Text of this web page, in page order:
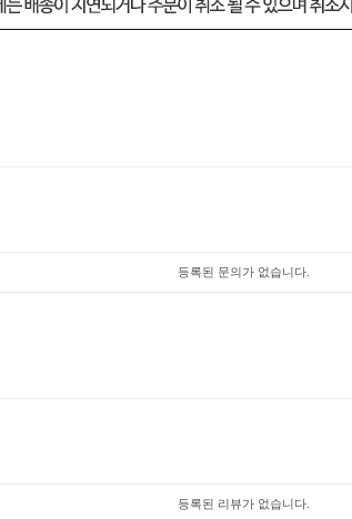
등록된 문의가 없습니다.
등록된 리뷰가 없습니다.